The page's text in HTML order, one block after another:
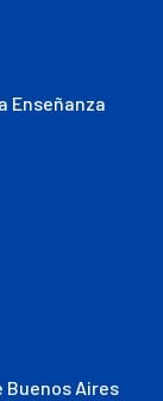
Enseñanza
Buenos Aires